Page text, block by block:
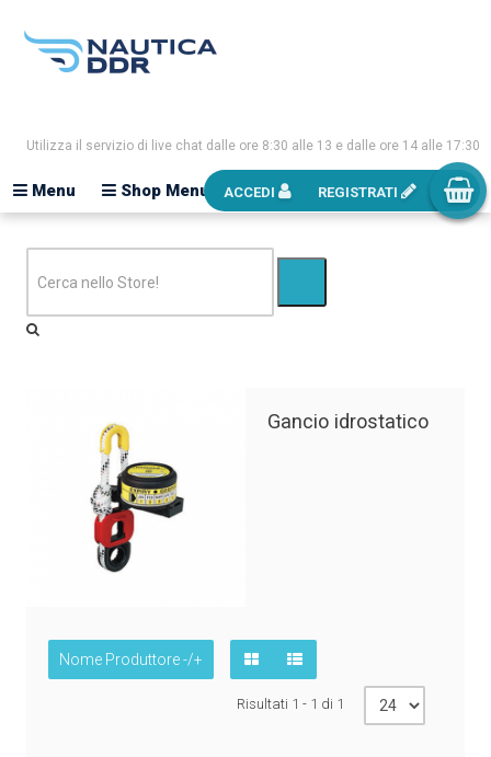
Utilizza il servizio di live chat dalle ore 8:30 alle 13 e dalle ore 14 alle 17:30
Shop Menu
Menu ACCEDI REGISTRATI
Gancio idrostatico
Nome Produttore -/+
Risultati 1 - 1 di 1